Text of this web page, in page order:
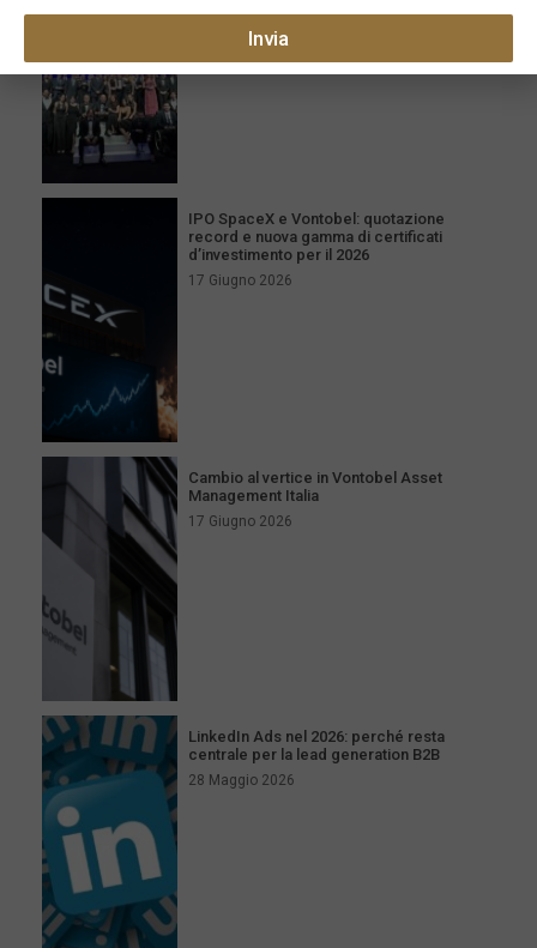
IPO SpaceX e Vontobel: quotazione
record e nuova gamma di certificati
d’investimento per il 2026
17 Giugno 2026
Cambio al vertice in Vontobel Asset
Management Italia
17 Giugno 2026
LinkedIn Ads nel 2026: perché resta
centrale per la lead generation B2B
28 Maggio 2026
Invia